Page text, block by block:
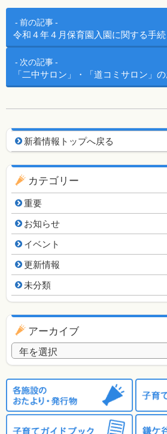
投稿ナビゲーション
前の記事
令和４年４月保育園入園に関する手
次の記事
「二中サロン」・「道コミサロン」
新着情報用ナビゲーシ
新着情報トップへ戻る
カテゴリー
重要
お知らせ
イベント
更新情報
未分類
アーカイブ
アーカイブ